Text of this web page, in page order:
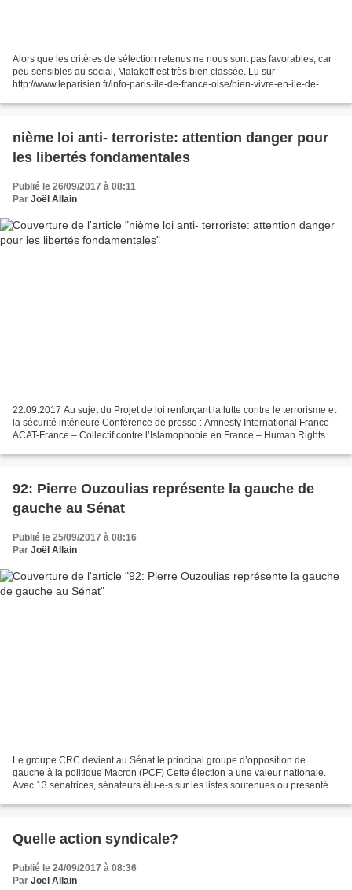
Alors que les critères de sélection retenus ne nous sont pas favorables, car
peu sensibles au social, Malakoff est très bien classée. Lu sur
http://www.leparisien.fr/info-paris-ile-de-france-oise/bien-vivre-en-ile-de-
nième loi anti- terroriste: attention danger pour
les libertés fondamentales
Publié le 26/09/2017 à 08:11
Par Joël Allain
22.09.2017 Au sujet du Projet de loi renforçant la lutte contre le terrorisme et
la sécurité intérieure Conférence de presse : Amnesty International France –
ACAT-France – Collectif contre l’Islamophobie en France – Human Rights
92: Pierre Ouzoulias représente la gauche de
gauche au Sénat
Publié le 25/09/2017 à 08:16
Par Joël Allain
Le groupe CRC devient au Sénat le principal groupe d’opposition de
gauche à la politique Macron (PCF) Cette élection a une valeur nationale.
Avec 13 sénatrices, sénateurs élu-e-s sur les listes soutenues ou présentées
Quelle action syndicale?
Publié le 24/09/2017 à 08:36
Par Joël Allain